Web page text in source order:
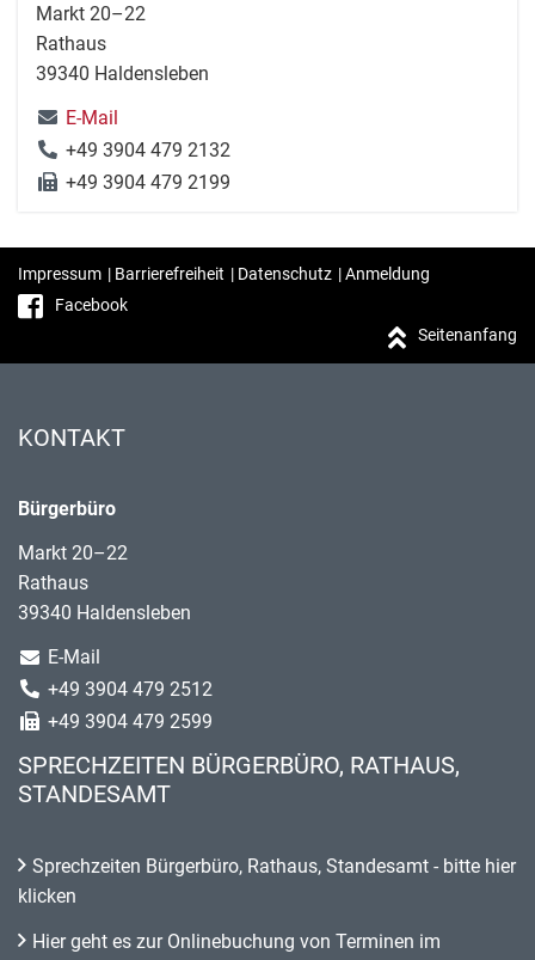
Markt 20–22
Rathaus
39340 Haldensleben
E-Mail
+49 3904 479 2132
+49 3904 479 2199
Impressum | Barrierefreiheit | Datenschutz |Anmeldung
Facebook
Seitenanfang
KONTAKT
Bürgerbüro
Markt 20–22
Rathaus
39340 Haldensleben
E-Mail
+49 3904 479 2512
+49 3904 479 2599
SPRECHZEITEN BÜRGERBÜRO, RATHAUS,
STANDESAMT
Sprechzeiten Bürgerbüro, Rathaus, Standesamt - bitte hier
klicken
Hier geht es zur Onlinebuchung von Terminen im